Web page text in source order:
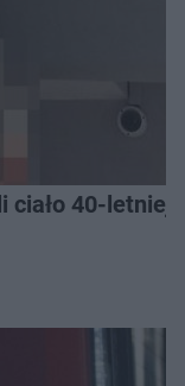
40-letniej